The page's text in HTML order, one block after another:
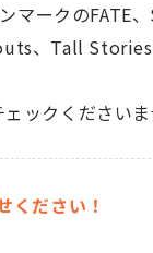
マークの
、Tall Stories
ックくださいま
ください！